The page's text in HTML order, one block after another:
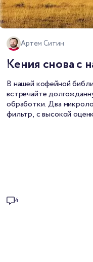
Артем Ситин
Кения снова с
В нашей кофейной
встречайте
обработки. Два
фильтр, с высокой
4